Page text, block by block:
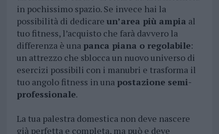
in pochissimo spazio. Se invece hai la
possibilità di dedicare un’area più ampia al
tuo fitness, l’acquisto che farà davvero la
differenza è una panca piana o regolabile:
un attrezzo che sblocca un nuovo universo di
esercizi possibili con i manubri e trasforma il
tuo angolo fitness in una postazione semi-
professionale.
La tua palestra domestica non deve nascere
già perfetta e completa, ma può e deve